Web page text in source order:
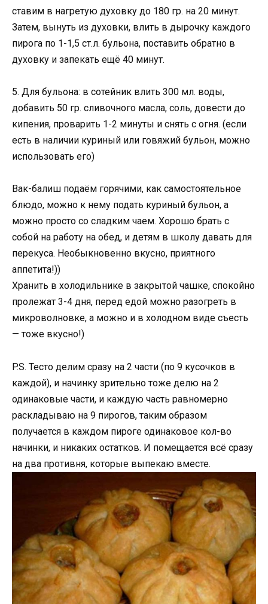
ставим в нагретую духовку до 180 гр. на 20 минут.
Затем, вынуть из духовки, влить в дырочку каждого
пирога по 1-1,5 ст.л. бульона, поставить обратно в
духовку и запекать ещё 40 минут.
5. Для бульона: в сотейник влить 300 мл. воды,
добавить 50 гр. сливочного масла, соль, довести до
кипения, проварить 1-2 минуты и снять с огня. (если
есть в наличии куриный или говяжий бульон, можно
использовать его)
Вак-балиш подаём горячими, как самостоятельное
блюдо, можно к нему подать куриный бульон, а
можно просто со сладким чаем. Хорошо брать с
собой на работу на обед, и детям в школу давать для
перекуса. Необыкновенно вкусно, приятного
аппетита!))
Хранить в холодильнике в закрытой чашке, спокойно
пролежат 3-4 дня, перед едой можно разогреть в
микроволновке, а можно и в холодном виде съесть
— тоже вкусно!)
P.S. Тесто делим сразу на 2 части (по 9 кусочков в
каждой), и начинку зрительно тоже делю на 2
одинаковые части, и каждую часть равномерно
раскладываю на 9 пирогов, таким образом
получается в каждом пироге одинаковое кол-во
начинки, и никаких остатков. И помещается всё сразу
на два противня, которые выпекаю вместе.